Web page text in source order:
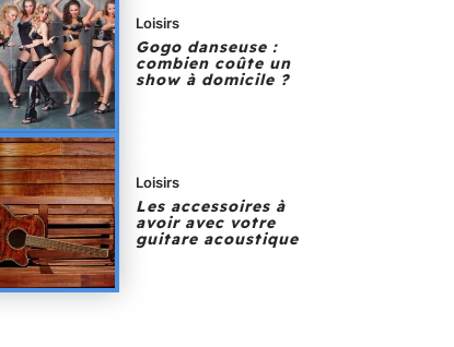
Loisirs
Gogo danseuse :
combien coûte un
show à domicile ?
Loisirs
Les accessoires à
avoir avec votre
guitare acoustique